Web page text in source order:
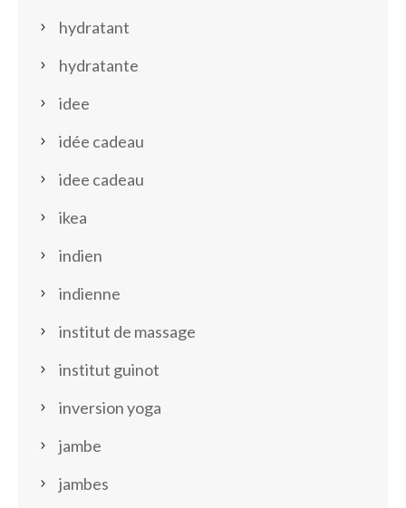
hydratant
hydratante
idee
idée cadeau
idee cadeau
ikea
indien
indienne
institut de massage
institut guinot
inversion yoga
jambe
jambes